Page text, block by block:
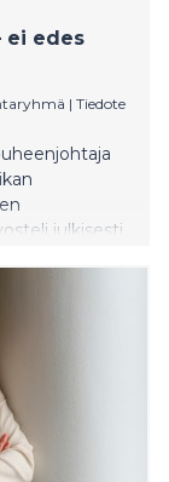
ei edes
| Tiedote
julkisesti
astuvansa